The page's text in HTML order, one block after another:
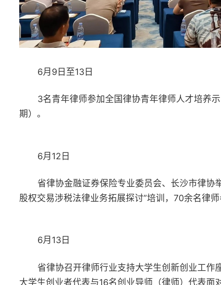
争议解决机制构建与完善”主题演讲，曹丽霞、凌晨律师作专题分
享。140余名律师参加活动。
由中国国际经济贸易仲裁委员会指导，省贸促会、省高级人民
高质量发展座谈会”在长沙举办。省律协会长杨建伟出席会议并讲
话，10名律师围绕人才培养、专业化建设、对外合作交流等踊跃发
言。
6月16日
会、湖南省律协指导，长沙市律协主办的“青年律师看长沙
长沙律师文化周”启幕，350余名律师参加活动。
培训，280余名律师参加培训。